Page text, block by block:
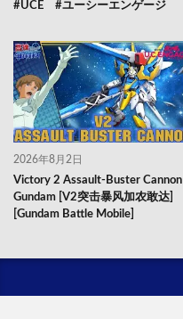
#UCE #ユーシーエンゲージ
2026年8月2日
Victory 2 Assault-Buster Cannon
Gundam [V2突击暴风加农敢达]
[Gundam Battle Mobile]